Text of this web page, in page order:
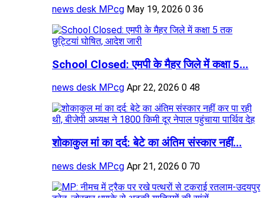
news desk MPcg May 19, 2026 0 36
School Closed: एमपी के मैहर जिले में कक्षा 5...
news desk MPcg Apr 22, 2026 0 48
शोकाकुल मां का दर्द: बेटे का अंतिम संस्कार नहीं...
news desk MPcg Apr 21, 2026 0 70